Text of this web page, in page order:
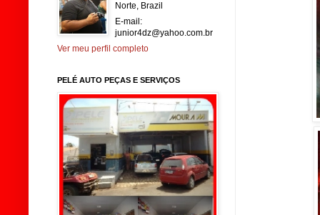
Norte, Brazil
E-mail:
junior4dz@yahoo.com.br
Ver meu perfil completo
PELÉ AUTO PEÇAS E SERVIÇOS